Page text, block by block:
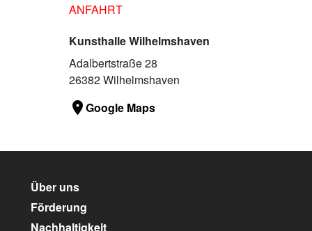
ANFAHRT
Kunsthalle Wilhelmshaven
Adalbertstraße 28
26382 Wilhelmshaven
Google Maps
Über uns
Förderung
Nachhaltigkeit